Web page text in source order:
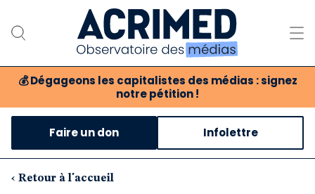
💰 Dégageons les capitalistes des médias : signez
notre pétition !
Notre association
Notre critique des médias
Nos propositions
Faire un don Infolettre
‹ Retour à l'accueil